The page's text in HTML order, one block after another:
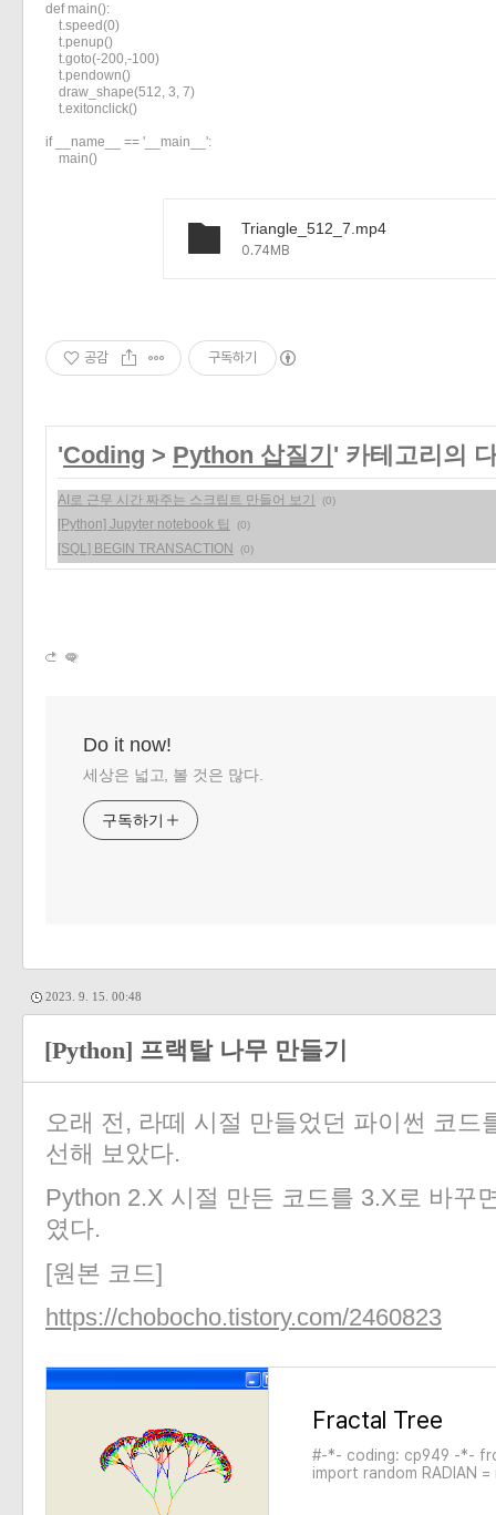
def main():
    t.speed(0)
    t.penup()
    t.goto(-200,-100)
    t.pendown()
    draw_shape(512, 3, 7)
    t.exitonclick()
if __name__ == '__main__':
    main()
Triangle_512_7.mp4
0.74MB
공감 구독하기
'Coding > Python 삽질기 ' 카테고리의
AI로 근무 시간 짜주는 스크립트 만들어 보기 (0)
[Python] Jupyter notebook 팁 (0)
[SQL] BEGIN TRANSACTION (0)
Do it now!
세상은 넓고, 볼 것은 많다.
구독하기
2023. 9. 15. 00:48
[Python] 프랙탈 나무 만들기
오래 전, 라떼 시절 만들었던 파이썬 코
선해 보았다.
Python 2.X 시절 만든 코드를 3.X로 바꾸
였다.
[원본 코드]
https://chobocho.tistory.com/2460823
Fractal Tree
#-*- coding: cp949 -*-
import random RADIAN